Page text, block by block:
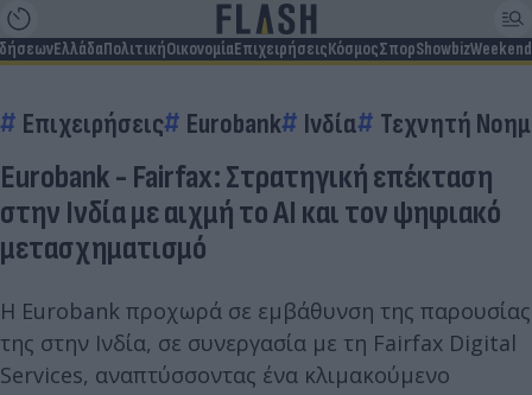
ΕλλάδαΠολιτικήΟικονομίαΕπιχειρήσειςΚόσμοςΣπορShowbizWeekend
Επιχειρήσεις Eurobank Ινδία Τεχνητή
Eurobank - Fairfax: Στρατηγική επέκταση
στην Ινδία με αιχμή το AI και τον ψηφιακό
μετασχηματισμό
Η Eurobank προχωρά σε εμβάθυνση της παρουσίας
της στην Ινδία, σε συνεργασία με τη Fairfax Digital
Services, αναπτύσσοντας ένα κλιμακούμενο